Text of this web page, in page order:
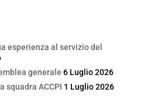
esperienza al servizio del
generale 6 Luglio 2026
squadra ACCPI 1 Luglio 2026